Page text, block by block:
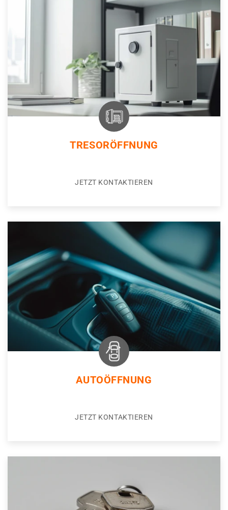
TRESORÖFFNUNG
JETZT KONTAKTIEREN
AUTOÖFFNUNG
JETZT KONTAKTIEREN